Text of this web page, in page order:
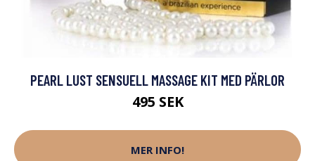
PEARL LUST SENSUELL MASSAGE KIT MED PÄRLOR
495 SEK
MER INFO!